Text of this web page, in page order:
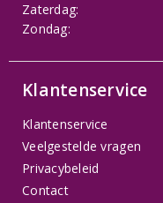
Zaterdag:
Zondag:
Klantenservice
Klantenservice
Veelgestelde vragen
Privacybeleid
Contact